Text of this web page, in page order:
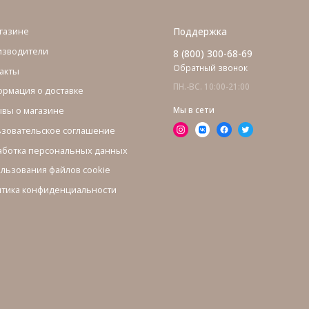
о доставке
о магазине
соглашение
персональных данных
файлов cookie
конфиденциальности
Поддержка
8 (800) 300-68-69
Обратный звонок
ПН.-ВС. 10:00-21:00
Мы в сети